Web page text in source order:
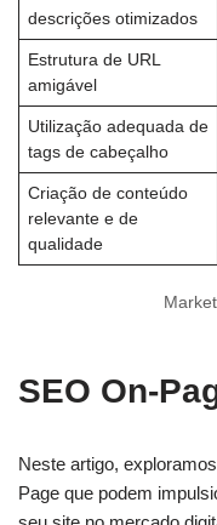
descrições otimizados
Estrutura de URL
amigável
Utilização adequada de
tags de cabeçalho
Criação de conteúdo
relevante e de
qualidade
SEO On-
Neste artigo,
Page que podem